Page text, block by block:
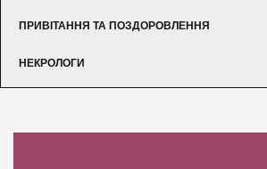
ПРИВІТАННЯ ТА ПОЗДОРОВЛЕННЯ
НЕКРОЛОГИ